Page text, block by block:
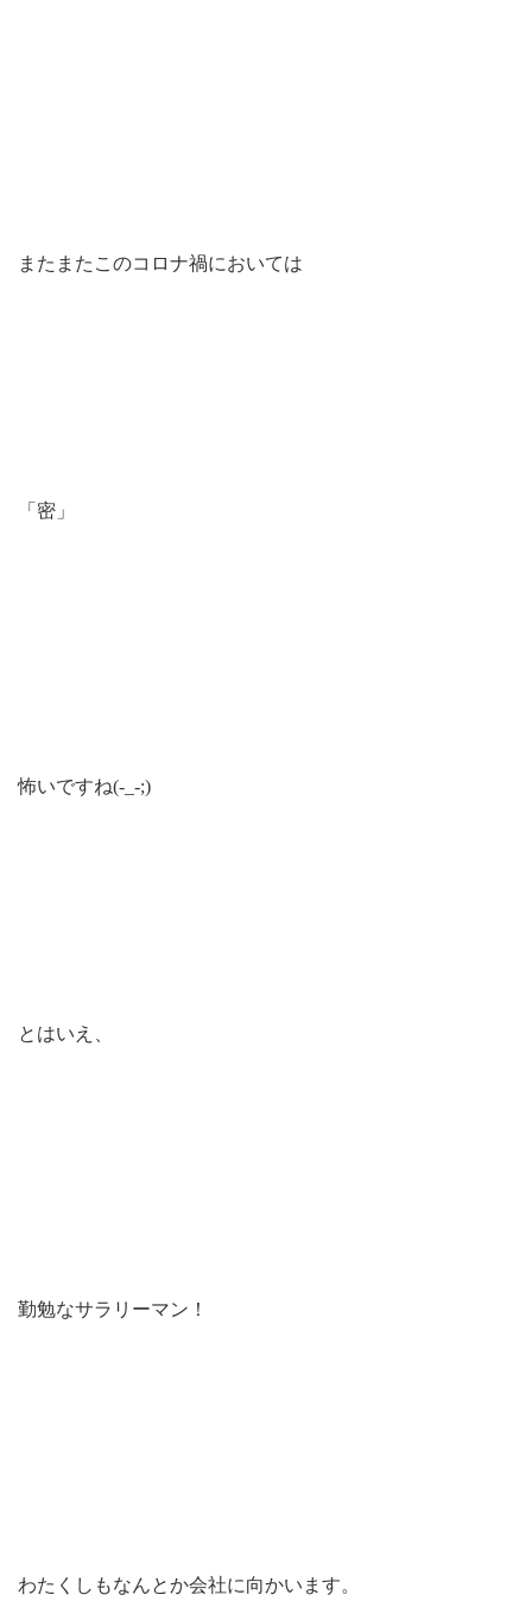
またまたこのコロナ禍においては
「密」
怖いですね(-_-;)
とはいえ、
勤勉なサラリーマン！
わたくしもなんとか会社に向かいます。